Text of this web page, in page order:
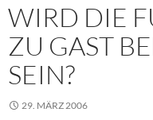
WIRD DIE
U GAST BEI
EIN?
29. MÄRZ 2006